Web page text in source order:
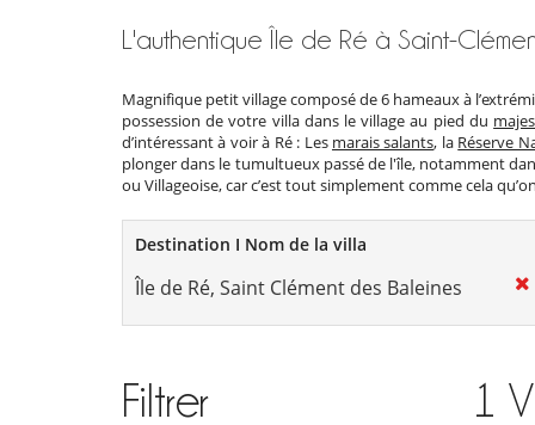
L'authentique Île de Ré à Saint-
Magnifique petit village composé de 6 hameaux à
possession de votre villa dans le village au pied du
d’intéressant à voir à Ré : Les marais salants, la Réserve
plonger dans le tumultueux passé de l'île, notamment
ou Villageoise, car c’est tout simplement comme cela
Destination I Nom de la villa
Filtrer 1